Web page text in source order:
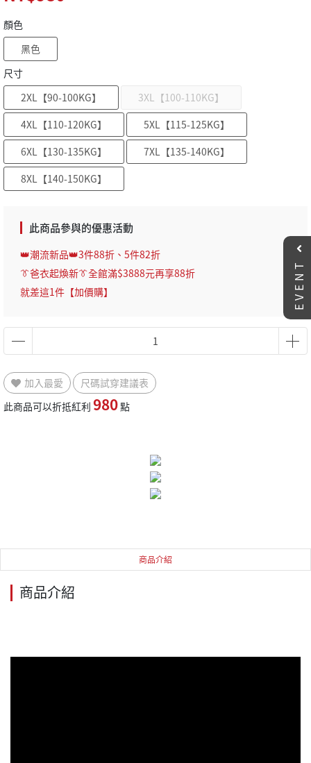
顏色
黑色
尺寸
2XL【90-100KG】
3XL【100-110KG】
4XL【110-120KG】
5XL【115-125KG】
6XL【130-135KG】
7XL【135-140KG】
8XL【140-150KG】
此商品參與的優惠活動
👑潮流新品👑3件88折、5件82折
👔爸衣起煥新👔全館滿$3888元再享88折
就差這1件【加價購】
加入最愛
尺碼試穿建議表
此商品可以折抵紅利 980點
商品介紹
商品介紹
EVENT